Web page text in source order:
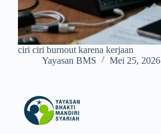
ciri ciri burnout karena kerjaan
Yayasan BMS
Mei 25, 2026